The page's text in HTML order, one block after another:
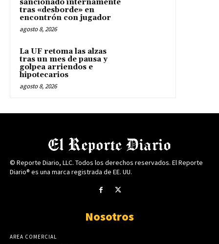
sancionado internamente
tras «desborde» en
encontrón con jugador
agosto 8, 2026
La UF retoma las alzas
tras un mes de pausa y
golpea arriendos e
hipotecarios
agosto 8, 2026
© Reporte Diario, LLC. Todos los derechos reservados. El Reporte
Diario® es una marca registrada de EE. UU.
Nosotros
AREA COMERCIAL